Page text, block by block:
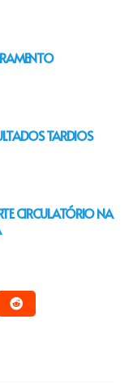
TARDIOS
CIRCULATÓRIO NA